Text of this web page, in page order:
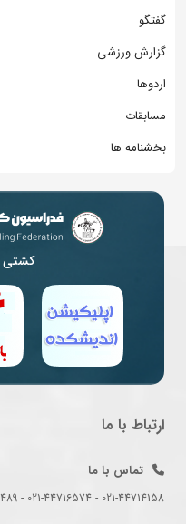
گفتگو
گزارش ورزشی
اردوها
مسابقات
بخشنامه ها
کشتی
ارتباط با ما
تماس با ما
021-44714158 - 021-44716574 - 021-44714489